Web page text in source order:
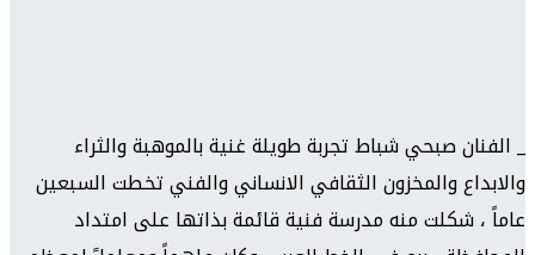
_ الفنان صبحي شباط تجربة طويلة غنية بالموهبة والثراء
والابداع والمخزون الثقافي الانساني والفني تخطت السبعين
عاماً ، شكلت منه مدرسة فنية قائمة بذاتها على امتداد